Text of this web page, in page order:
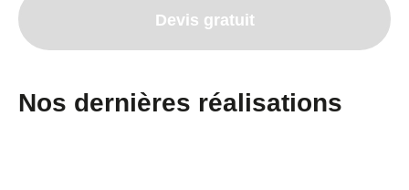
Devis gratuit
Nos dernières réalisations